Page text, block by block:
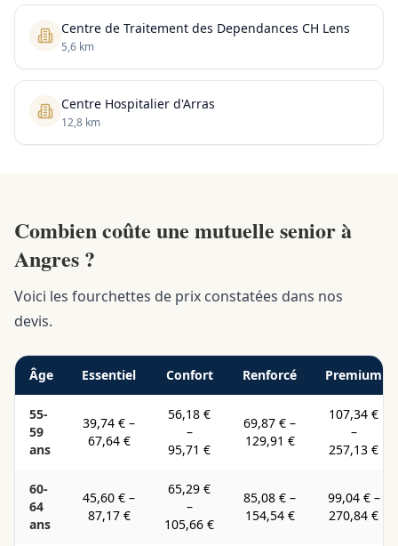
Centre de Traitement des Dependances CH Lens
5,6 km
Centre Hospitalier d'Arras
12,8 km
Combien coûte une mutuelle senior à
Angres ?
Voici les fourchettes de prix constatées dans nos
devis.
Âge Essentiel Confort Renforcé Premium
55-
59
ans
39,74 € –
67,64 €
56,18 €
–
95,71 €
69,87 € –
129,91 €
107,34 €
–
257,13 €
60-
64
ans
45,60 € –
87,17 €
65,29 €
–
105,66 €
85,08 € –
154,54 €
99,04 €–
270,84 €